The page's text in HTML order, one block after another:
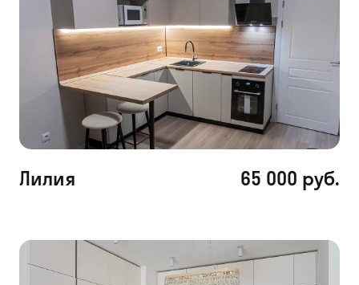
Лилия 65 000 руб.